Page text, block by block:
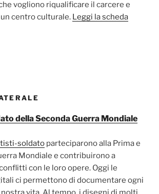
vogliono riqualificare il carcere e
centro culturale. Leggi la scheda
della Seconda Guerra Mondiale
soldato parteciparono alla Prima e
Mondiale e contribuirono a
con le loro opere. Oggi le
ci permettono di documentare ogni